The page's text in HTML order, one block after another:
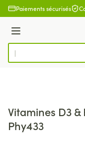
Aller au contenu
Paiements sécurisés
Menu
Rechercher
Vitamines D3
Phy433